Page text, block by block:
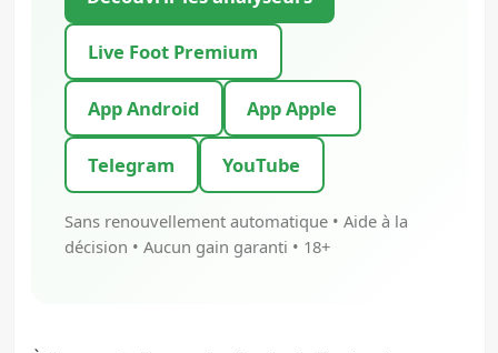
Live Foot Premium
App Android App Apple
Telegram YouTube
Sans renouvellement automatique • Aide à la
décision • Aucun gain garanti • 18+